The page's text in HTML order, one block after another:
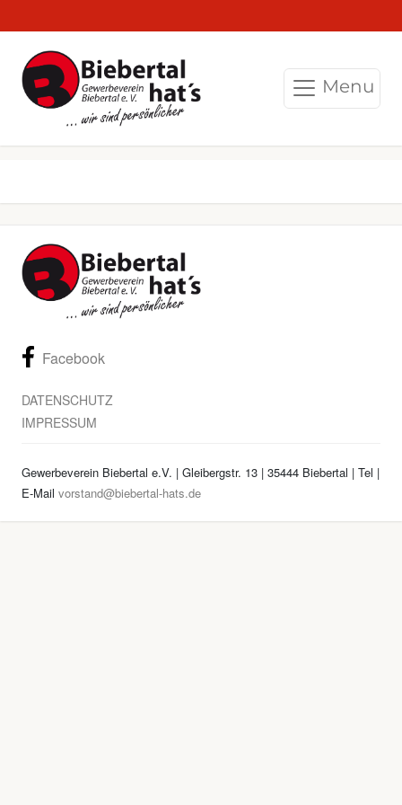
Menu
Facebook
DATENSCHUTZ
IMPRESSUM
Gewerbeverein Biebertal e.V. | Gleibergstr. 13 | 35444 Biebertal | Tel |
E-Mail vorstand@biebertal-hats.de